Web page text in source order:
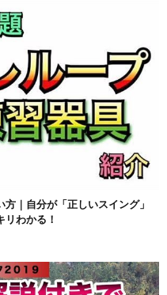
｜自分が「正しいスイング」
わかる！